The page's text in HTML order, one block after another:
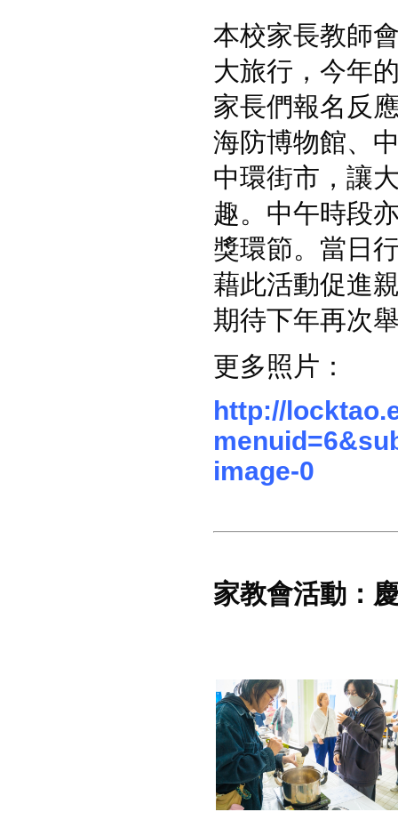
本校家長教師
大旅行，今年
家長們報名反
海防博物館、
中環街市，讓
趣。中午時段
獎環節。當日
藉此活動促進
期待下年再次
更多照片：
http://
image-0
家教會活動：